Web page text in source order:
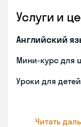
Услуги и
Английский
Мини-курс для
Уроки для детей
Читать